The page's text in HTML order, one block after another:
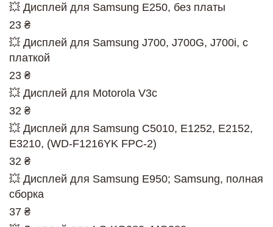
💥 Дисплей для Samsung E250, без платы
23 ₴
💥 Дисплей для Samsung J700, J700G, J700i, с
платкой
23 ₴
💥 Дисплей для Motorola V3c
32 ₴
💥 Дисплей для Samsung C5010, E1252, E2152,
E3210, (WD-F1216YK FPC-2)
32 ₴
💥 Дисплей для Samsung E950; Samsung, полная
сборка
37 ₴